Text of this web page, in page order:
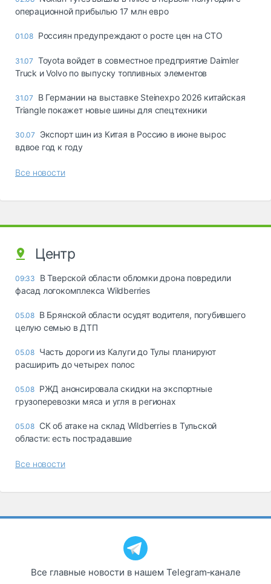
операционной прибылью 17 млн евро
01.08 Россиян предупреждают о росте цен на СТО
31.07 Toyota войдет в совместное предприятие Daimler
Truck и Volvo по выпуску топливных элементов
31.07
В Германии на выставке Steinexpo 2026 китайская
Triangle покажет новые шины для спецтехники
30.07
Экспорт шин из Китая в Россию в июне вырос
вдвое год к году
Все новости
Центр
09:33
В Тверской области обломки дрона повредили
фасад логокомплекса Wildberries
05.08 В Брянской области осудят водителя, погубившего
целую семью в ДТП
05.08 Часть дороги из Калуги до Тулы планируют
расширить до четырех полос
05.08 РЖД анонсировала скидки на экспортные
грузоперевозки мяса и угля в регионах
05.08 СК об атаке на склад Wildberries в Тульской
области: есть пострадавшие
Все новости
Все главные новости в нашем Telegram‑канале